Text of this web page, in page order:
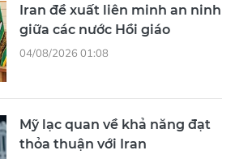
Iran đề xuất liên minh an ninh
giữa các nước Hồi giáo
04/08/2026 01:08
Mỹ lạc quan về khả năng đạt
thỏa thuận với Iran